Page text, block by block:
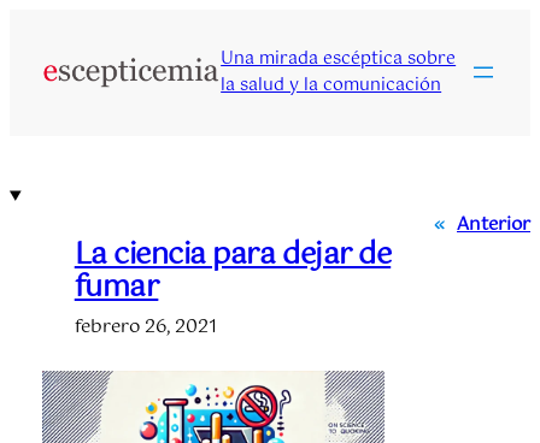
contenido
Una mirada escéptica sobre
la salud y la comunicación
« Anterior
La ciencia para dejar de
fumar
febrero 26, 2021